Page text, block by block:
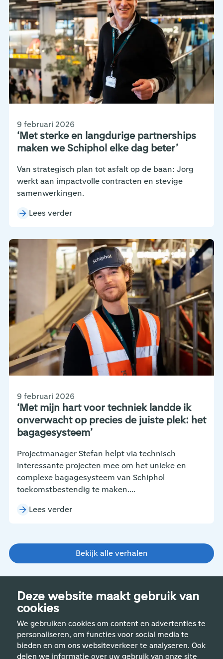
Deze website maakt gebruik van
cookies
We gebruiken cookies om content en advertenties te
personaliseren, om functies voor social media te
bieden en om ons websiteverkeer te analyseren. Ook
delen we informatie over uw gebruik van onze site
‘Met sterke en langdurige partnerships
maken we Schiphol elke dag beter’
9 februari 2026
Van strategisch plan tot asfalt op de baan: Jorg
werkt aan impactvolle contracten en stevige
samenwerkingen.
Lees verder
‘Met mijn hart voor techniek landde ik
onverwacht op precies de juiste plek: het
bagagesysteem’
9 februari 2026
Projectmanager Stefan helpt via technisch
interessante projecten mee om het unieke en
complexe bagagesysteem van Schiphol
toekomstbestendig te maken....
Lees verder
Bekijk alle verhalen